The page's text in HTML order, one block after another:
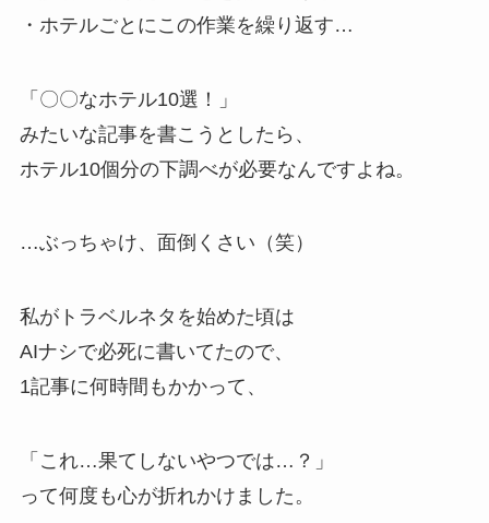
・ホテルごとにこの作業を繰り返す…
「〇〇なホテル10選！」
みたいな記事を書こうとしたら、
ホテル10個分の下調べが必要なんですよね。
…ぶっちゃけ、面倒くさい（笑）
私がトラベルネタを始めた頃は
AIナシで必死に書いてたので、
1記事に何時間もかかって、
「これ…果てしないやつでは…？」
って何度も心が折れかけました。